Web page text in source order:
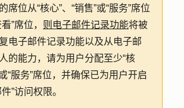
席位从“核心”、“销售”或“服务”席位
”席位， 则电子邮件记录功能将被
电子邮件记录功能以及从电子邮
的能力，请为用户分配至少“核
“服务”席位，并确保已为用户开启
”访问权限。